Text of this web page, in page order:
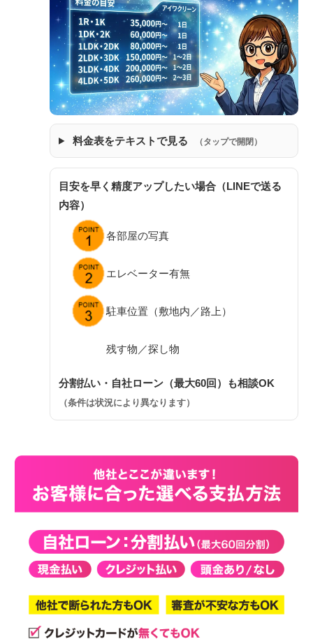
料金表をテキストで見る （タップで開閉）
目安を早く精度アップしたい場合（LINEで送る
内容）
各部屋の写真
エレベーター有無
駐車位置（敷地内／路上）
残す物／探し物
分割払い・自社ローン（最大60回）も相談OK
（条件は状況により異なります）